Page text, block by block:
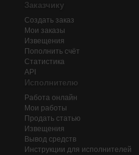
Заказчику
Создать заказ
Мои заказы
Извещения
Пополнить счёт
Статистика
API
Исполнителю
Работа онлайн
Мои работы
Продать статью
Извещения
Вывод средств
Инструкции для исполнителей